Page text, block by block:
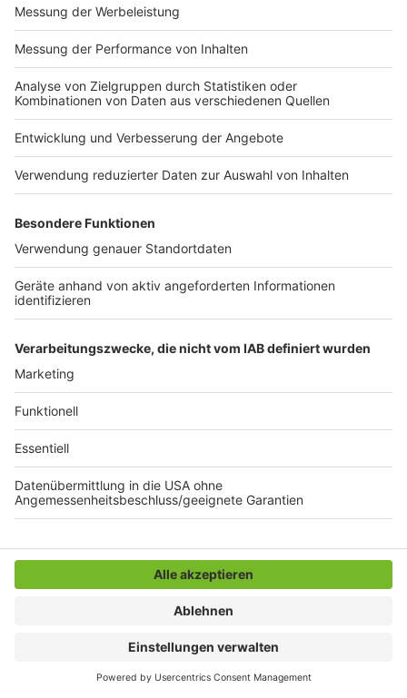
15:18 Fleischer in Mönchengladbach bekommen
mehr Geld
Fleischer und Fleischerei-Fachverkäuferinnen in den
Mönchengladbacher Metzgereien dürfen sich über
mehr Lohn freuen. Wie die Gewerkschaft Nahrung-
Genuss-Gaststätten, kurz NGG, mitteilt, verdienen sie
Gewerkschaft und der Fleischer-verband NRW
jetzt in einem Tarifabschluss geeinigt. Damit verdient
ein erfahrener Geselle im Fleischerhandwerk künftig
Löhne dann noch einmal um 2,4 Prozent, so die NGG. In
Mönchengladbach gehören nach Angaben des
Innungsverband an.
14:03 Uhr: Müllsünder in Mönchengladbach auf
frischer Tat ertappt
Die Mülldetektive der mags können einen weiteren
Observationen an der Viktoriastraße 13 illegale
Müllentsorgungen auf frischer Tat ertappt und
geahndet. Am vergangenen Wochenende stand der
Stadtmitte im Fokus der Mülldetektive. Dort wurden